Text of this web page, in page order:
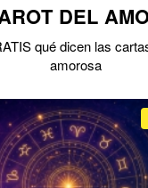
DEL
qué dicen las
amorosa